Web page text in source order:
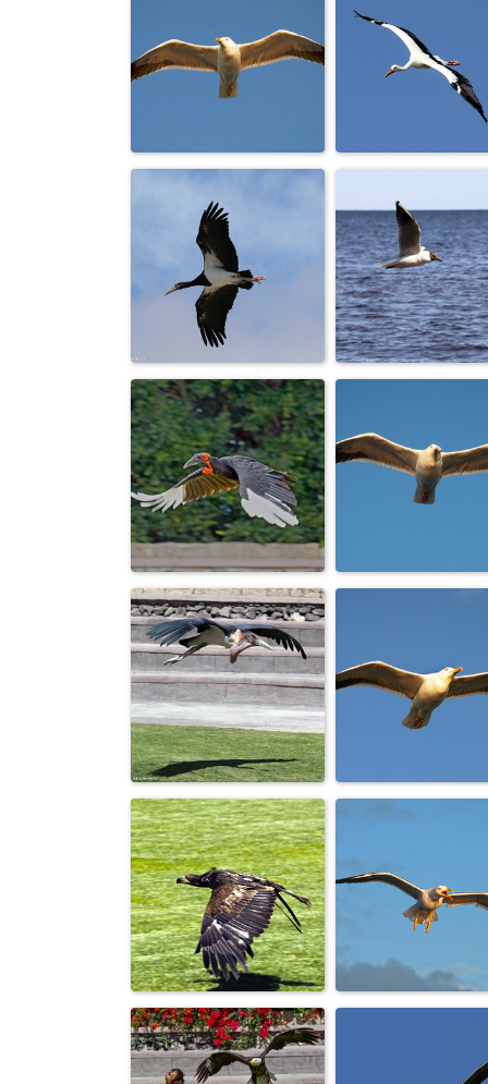
МНЕ СВЕРХУ
ВОЗДУШНЫЙ
ПАТРУЛЬ.
АИСТ
ДОМ
Черный аист
летит…
лёгкой печ...
Красиво летит,
сосредоточенно.
Обгонит тень или
нет?
Под
небесами…